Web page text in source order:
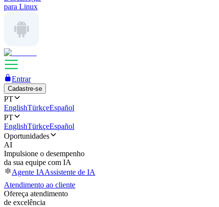
para Linux
Entrar
Cadastre-se
PT
EnglishTürkçeEspañol
PT
EnglishTürkçeEspañol
Oportunidades
AI
Impulsione o desempenho
da sua equipe com IA
Agente IAAssistente de IA
Atendimento ao cliente
Ofereça atendimento
de excelência